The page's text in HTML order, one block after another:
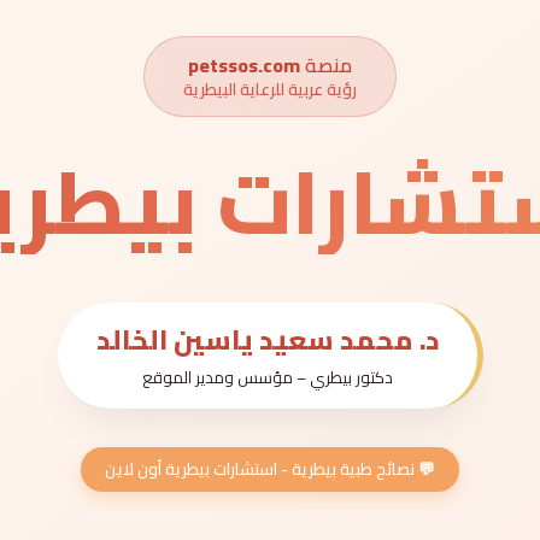
منصةpetssos.com
رؤية عربية للرعاية البيطرية
د. محمد سعيد ياسين الخالد
دكتور بيطري – مؤسس ومدير الموقع
💬 نصائح طبية بيطرية - استشارات بيطرية أون لاين